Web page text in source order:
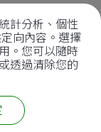
範
計分析、個性
向內容。選擇
。您可以隨時
透過清除您的